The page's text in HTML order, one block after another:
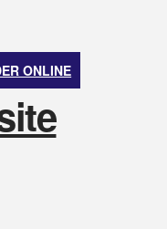
ONLINE